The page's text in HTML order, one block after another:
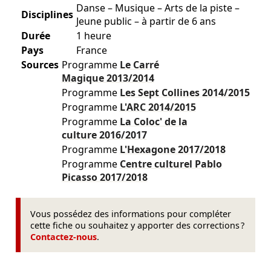
Disciplines Danse – Musique – Arts de la piste –
Jeune public – à partir de 6 ans
Durée
1 heure
Pays
France
Sources Programme Le Carré
Magique2013/2014
Programme Les Sept Collines2014/2015
Programme L'ARC2014/2015
Programme La Coloc' de la
culture2016/2017
Programme L'Hexagone2017/2018
Programme Centre culturel Pablo
Picasso2017/2018
Vous possédez des informations pour compléter
cette fiche ou souhaitez y apporter des corrections ?
Contactez-nous.